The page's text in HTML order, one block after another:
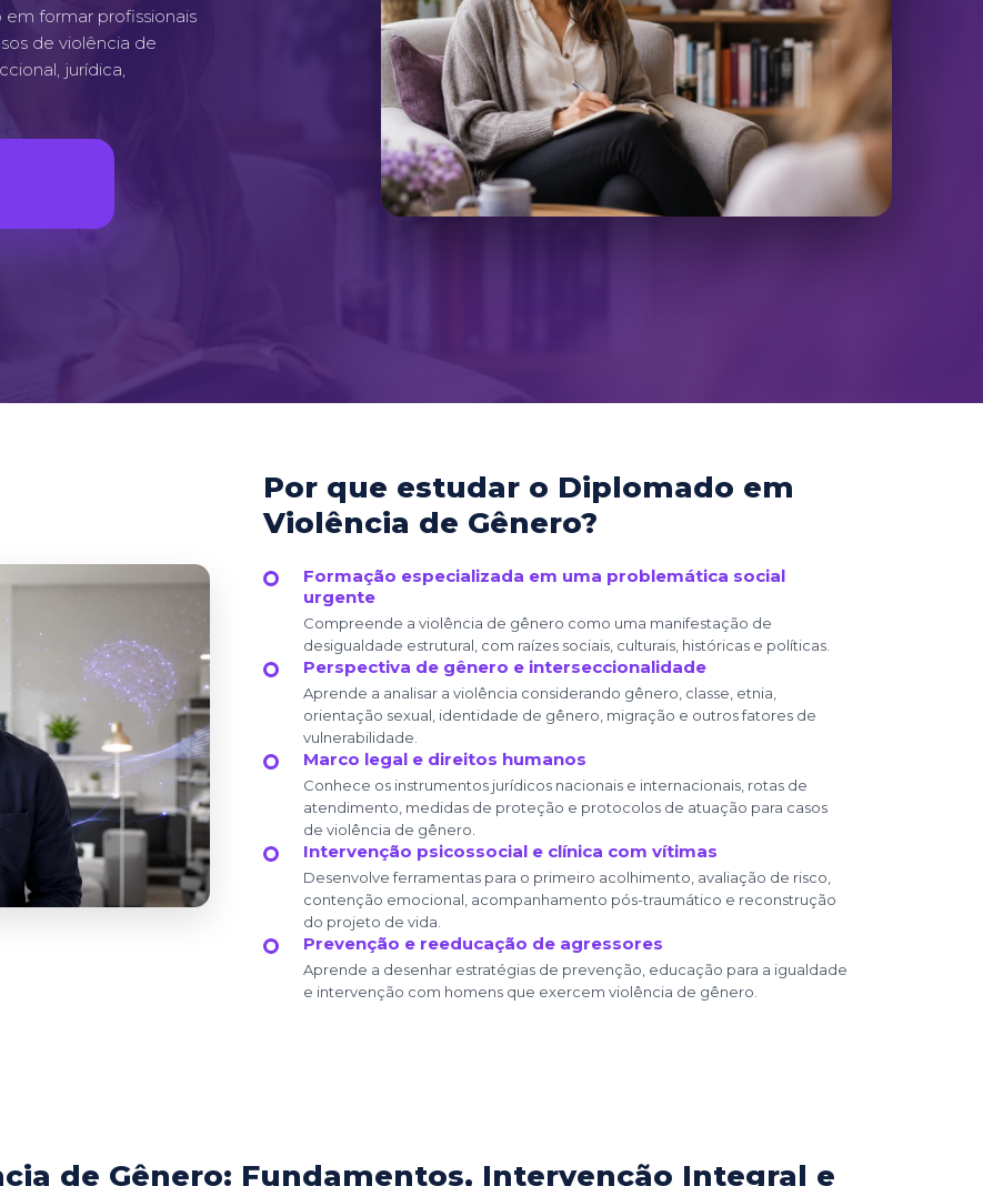
formar profissionais
de violência de
jurídica,
Por que estudar o Diplomado em
Violência de Gênero?
Formação especializada em uma problemática social
urgente
Compreende a violência de gênero como uma manifestação de
desigualdade estrutural, com raízes sociais, culturais, históricas e políticas.
Perspectiva de gênero e interseccionalidade
Aprende a analisar a violência considerando gênero, classe, etnia,
orientação sexual, identidade de gênero, migração e outros fatores de
vulnerabilidade.
Marco legal e direitos humanos
Conhece os instrumentos jurídicos nacionais e internacionais, rotas de
atendimento, medidas de proteção e protocolos de atuação para casos
de violência de gênero.
Intervenção psicossocial e clínica com vítimas
Desenvolve ferramentas para o primeiro acolhimento, avaliação de risco,
contenção emocional, acompanhamento pós-traumático e reconstrução
do projeto de vida.
Prevenção e reeducação de agressores
Aprende a desenhar estratégias de prevenção, educação para a igualdade
e intervenção com homens que exercem violência de gênero.
de Gênero: Fundamentos, Intervenção Integral e